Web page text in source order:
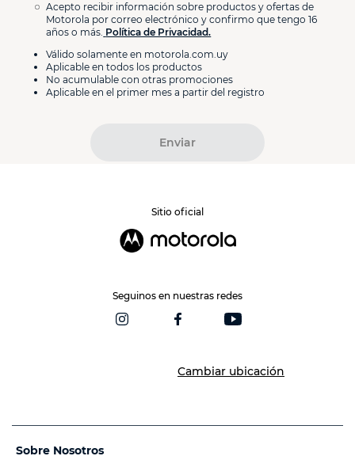
Enviar
Acepto recibir información sobre productos y ofertas de
Motorola por correo electrónico y confirmo que tengo 16
años o más. Política de Privacidad.
Válido solamente en motorola.com.uy
Aplicable en todos los productos
No acumulable con otras promociones
Aplicable en el primer mes a partir del registro
Sitio oficial
Seguinos en nuestras redes
Cambiar ubicación
Sobre Nosotros